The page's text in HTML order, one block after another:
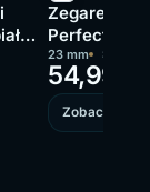
Zegarek
Perfect
tarcza
23 mm Skóra
54,99
Zobacz